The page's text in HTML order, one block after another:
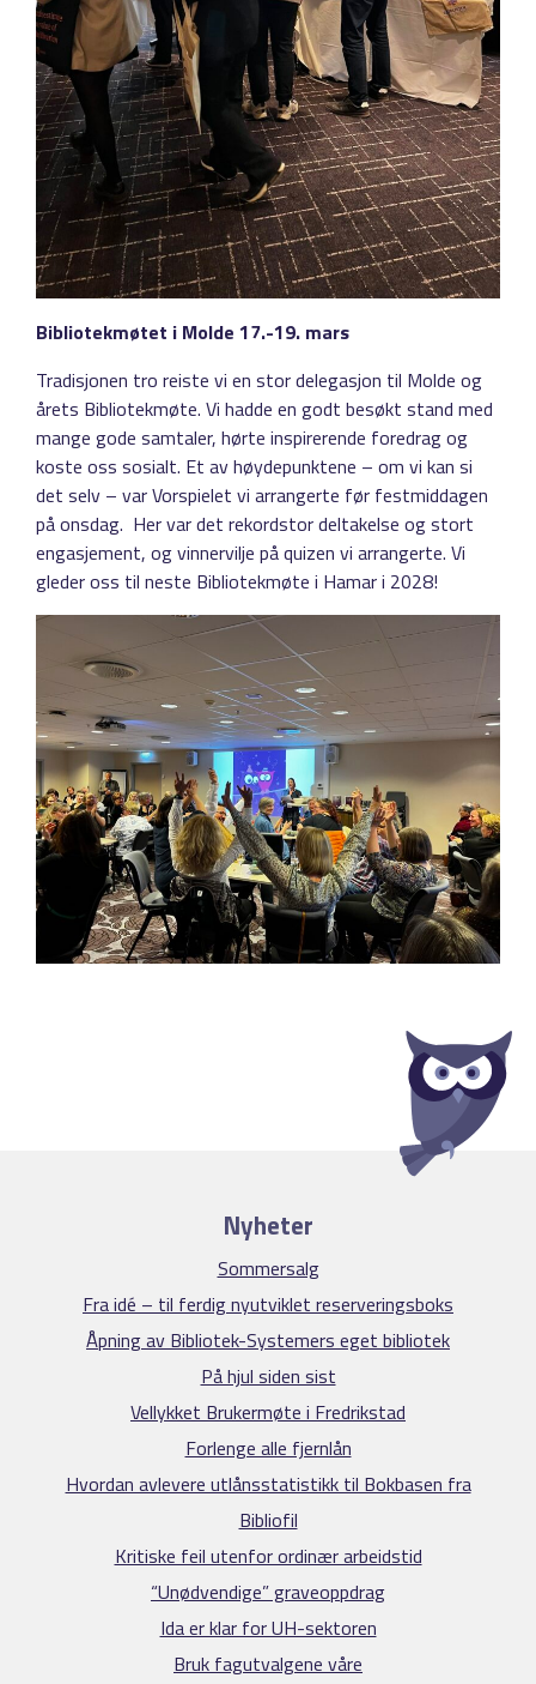
Bibliotekmøtet i Molde 17.-19. mars
Tradisjonen tro reiste vi en stor delegasjon til Molde og
årets Bibliotekmøte. Vi hadde en godt besøkt stand med
mange gode samtaler, hørte inspirerende foredrag og
koste oss sosialt. Et av høydepunktene – om vi kan si
det selv – var Vorspielet vi arrangerte før festmiddagen
på onsdag. Her var det rekordstor deltakelse og stort
engasjement, og vinnervilje på quizen vi arrangerte. Vi
gleder oss til neste Bibliotekmøte i Hamar i 2028!
Nyheter
Sommersalg
Fra idé – til ferdig nyutviklet reserveringsboks
Åpning av Bibliotek-Systemers eget bibliotek
På hjul siden sist
Vellykket Brukermøte i Fredrikstad
Forlenge alle fjernlån
Hvordan avlevere utlånsstatistikk til Bokbasen fra
Bibliofil
Kritiske feil utenfor ordinær arbeidstid
“Unødvendige” graveoppdrag
Ida er klar for UH-sektoren
Bruk fagutvalgene våre